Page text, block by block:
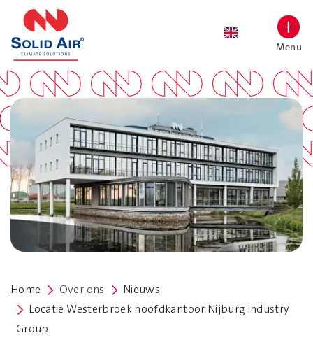
overslaan
Menu
Home Over ons
Nieuws
Locatie Westerbroek hoofdkantoor Nijburg Industry
Group